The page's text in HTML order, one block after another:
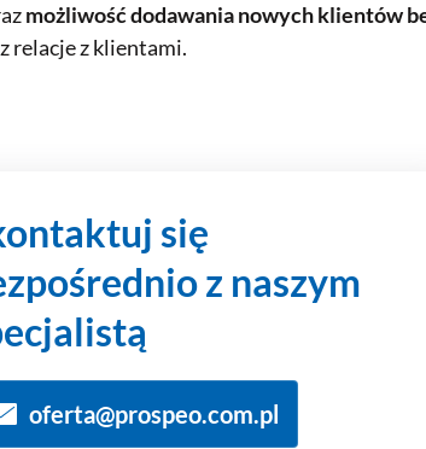
możliwość dodawania nowych klientów
relacje z klientami.
się
z naszym
oferta@prospeo.com.pl